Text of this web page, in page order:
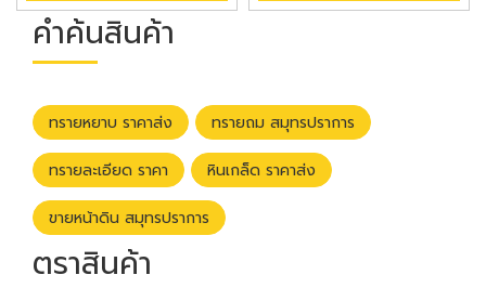
คำค้นสินค้า
ทรายหยาบ ราคาส่ง ทรายถม สมุทรปราการ
ทรายละเอียด ราคา หินเกล็ด ราคาส่ง
ขายหน้าดิน สมุทรปราการ
ตราสินค้า